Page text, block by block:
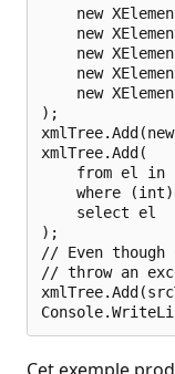
new
new
new
new
new
);
xmlTree.Add(
from el in
where
    select el
);
// Even
// throw an
Cet exemple